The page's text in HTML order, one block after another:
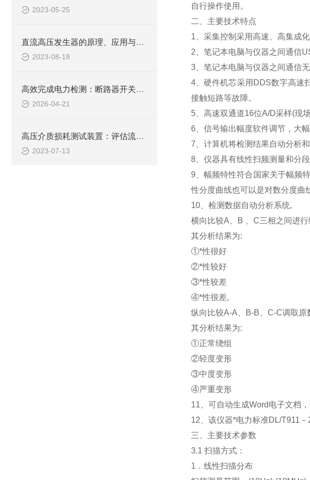
2023-05-25
直流高压发生器的原理、应用与安全操作
2023-08-18
高效完成电力检测：断路器开关特性测试仪应用详解
2026-04-21
高压介质损耗测试装置：评估流体输送过程中的能量损失
2023-07-13
自行操作使用。
二、 主要技术特点
1 、采集控制采用高速、高集成化
2 、笔记本电脑与仪器之间通信
3、笔记本电脑与仪器之间通信
4、硬件机芯采用 DDS数字高速
接触短路等故障。
5、高速双通道16位A/D采样(现
6 、信号输出幅度软件调节，大
7 、计算机将检测结果自动分析
8、仪器具有线性扫频测量和分
9 、幅频特性符合国家关于幅频
性分度曲线也可以是对数分度曲
10、检测数据自动分析系统,
横向比较A B C三相之间进
其分析结果为:
①*性很好
②*性较好
③*性较差
④*性很差,
纵向比较A-A B-B C-C调取原
其分析结果为:
①正常绕组
②轻度变形
③中度变形
④严重变形
11 、可自动生成Word电子文档
12 、该仪器*电力标准DL/T911 －
三、 主要技术参数
3.1 扫描方式：
1 ．线性扫描分布